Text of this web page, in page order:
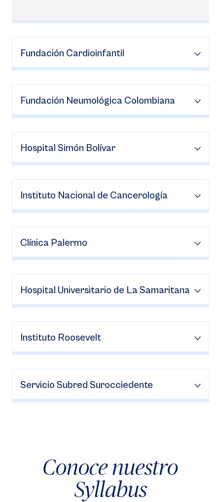
Fundación Cardioinfantil
Fundación Neumológica Colombiana
Hospital Simón Bolívar
Instituto Nacional de Cancerología
Clínica Palermo
Hospital Universitario de La Samaritana
Instituto Roosevelt
Servicio Subred Surocciedente
Conoce nuestro
Syllabus